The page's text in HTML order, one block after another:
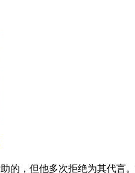
的，但他多次拒绝为其代